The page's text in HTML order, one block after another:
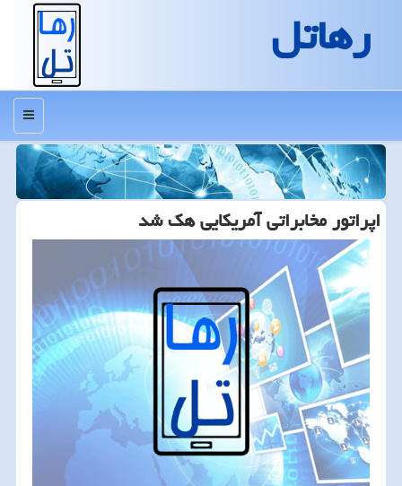
رهاتل
منو
اپراتور مخابراتی آمریكایی هك شد